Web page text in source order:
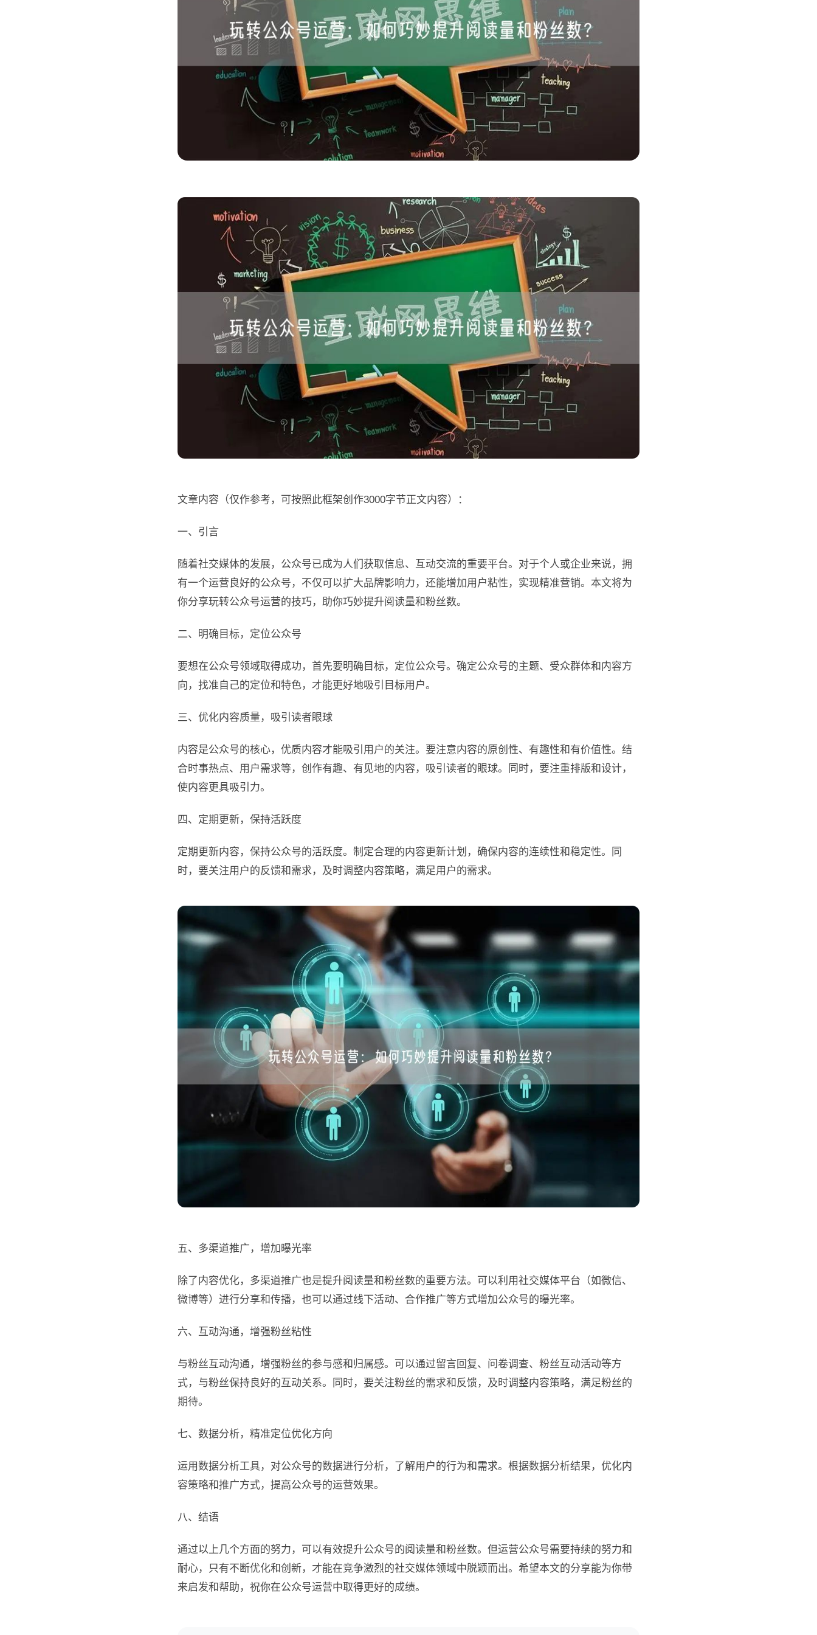
文章内容（仅作参考，可按照此框架创作3000字节正文内容）：
一、引言
随着社交媒体的发展，公众号已成为人们获取信息、互动交流的重要平台。对于个人或企业来说，拥
有一个运营良好的公众号，不仅可以扩大品牌影响力，还能增加用户粘性，实现精准营销。本文将为
你分享玩转公众号运营的技巧，助你巧妙提升阅读量和粉丝数。
二、明确目标，定位公众号
要想在公众号领域取得成功，首先要明确目标，定位公众号。确定公众号的主题、受众群体和内容方
向，找准自己的定位和特色，才能更好地吸引目标用户。
三、优化内容质量，吸引读者眼球
内容是公众号的核心，优质内容才能吸引用户的关注。要注意内容的原创性、有趣性和有价值性。结
合时事热点、用户需求等，创作有趣、有见地的内容，吸引读者的眼球。同时，要注重排版和设计，
使内容更具吸引力。
四、定期更新，保持活跃度
定期更新内容，保持公众号的活跃度。制定合理的内容更新计划，确保内容的连续性和稳定性。同
时，要关注用户的反馈和需求，及时调整内容策略，满足用户的需求。
五、多渠道推广，增加曝光率
除了内容优化，多渠道推广也是提升阅读量和粉丝数的重要方法。可以利用社交媒体平台（如微信、
微博等）进行分享和传播，也可以通过线下活动、合作推广等方式增加公众号的曝光率。
六、互动沟通，增强粉丝粘性
与粉丝互动沟通，增强粉丝的参与感和归属感。可以通过留言回复、问卷调查、粉丝互动活动等方
式，与粉丝保持良好的互动关系。同时，要关注粉丝的需求和反馈，及时调整内容策略，满足粉丝的
期待。
七、数据分析，精准定位优化方向
运用数据分析工具，对公众号的数据进行分析，了解用户的行为和需求。根据数据分析结果，优化内
容策略和推广方式，提高公众号的运营效果。
八、结语
通过以上几个方面的努力，可以有效提升公众号的阅读量和粉丝数。但运营公众号需要持续的努力和
耐心，只有不断优化和创新，才能在竞争激烈的社交媒体领域中脱颖而出。希望本文的分享能为你带
来启发和帮助，祝你在公众号运营中取得更好的成绩。